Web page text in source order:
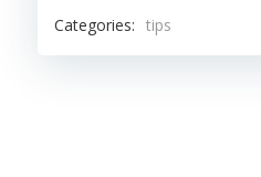
Categories: tips